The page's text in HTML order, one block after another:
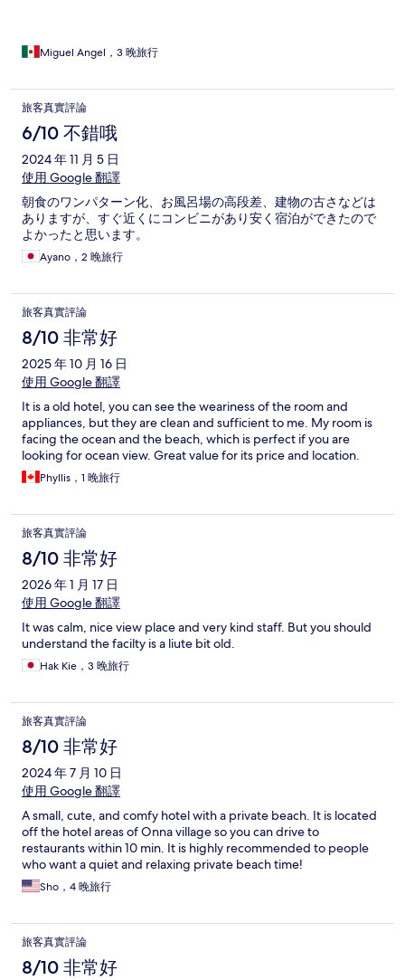
Miguel Angel，3 晚旅行
旅客真實評論
6/10 不錯哦
2024 年 11 月 5 日
使用 Google 翻譯
朝食のワンパターン化、お風呂場の高段差、建物の古さなどは
ありますが、すぐ近くにコンビニがあり安く宿泊ができたので
よかったと思います。
Ayano，2 晚旅行
旅客真實評論
8/10 非常好
2025 年 10 月 16 日
使用 Google 翻譯
It is a old hotel, you can see the weariness of the room and
appliances, but they are clean and sufficient to me. My room is
facing the ocean and the beach, which is perfect if you are
looking for ocean view. Great value for its price and location.
Phyllis，1 晚旅行
旅客真實評論
8/10 非常好
2026 年 1 月 17 日
使用 Google 翻譯
It was calm, nice view place and very kind staff. But you should
understand the facilty is a liute bit old.
Hak Kie，3 晚旅行
旅客真實評論
8/10 非常好
2024 年 7 月 10 日
使用 Google 翻譯
A small, cute, and comfy hotel with a private beach. It is located
off the hotel areas of Onna village so you can drive to
restaurants within 10 min. It is highly recommended to people
who want a quiet and relaxing private beach time!
Sho，4 晚旅行
旅客真實評論
8/10 非常好